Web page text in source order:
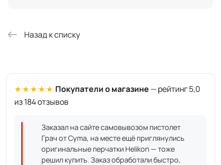
Назад к списку
★★★★★ Покупатели о магазине — рейтинг 5,0
из 184 отзывов
Заказал на сайте самовывозом пистолет
Грач от Cyma, на месте ещё приглянулись
оригинальные перчатки Helikon — тоже
решил купить. Заказ обработали быстро,